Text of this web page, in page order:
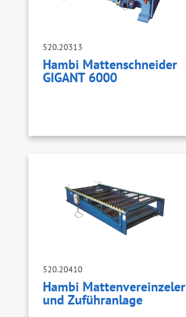
520.20313
Hambi Mattenschneider
GIGANT 6000
520.20410
Hambi Mattenvereinzeler
und Zuführanlage